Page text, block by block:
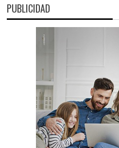
PUBLICIDAD